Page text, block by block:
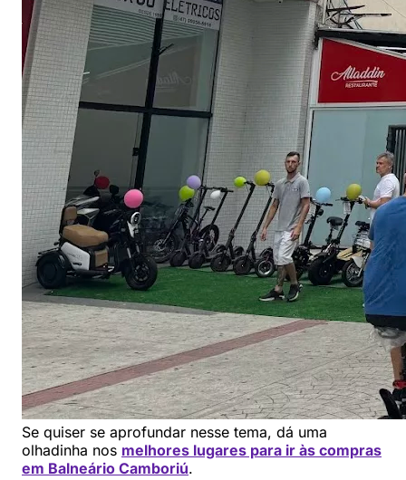
Se quiser se aprofundar nesse tema, dá uma
olhadinha nos melhores lugares para ir às compras
em Balneário Camboriú.